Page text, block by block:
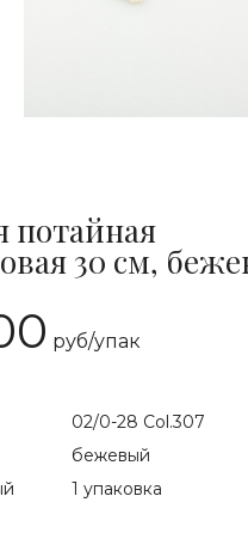
потайная
30 см,
руб/упак
02/0-28 Col.307
бежевый
1 упаковка